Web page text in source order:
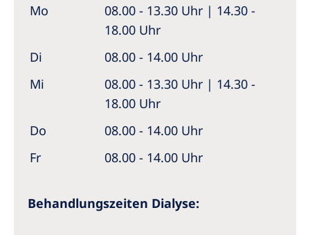
Mo
08.00 - 13.30 Uhr | 14.30 -
18.00 Uhr
Di
08.00 - 14.00 Uhr
Mi
08.00 - 13.30 Uhr | 14.30 -
18.00 Uhr
Do
08.00 - 14.00 Uhr
Fr
08.00 - 14.00 Uhr
Behandlungszeiten Dialyse: